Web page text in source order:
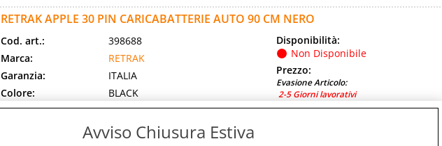
RETRAK APPLE 30 PIN CARICABATTERIE AUTO 90 CM NERO
Cod. art.:
398688
Marca:
RETRAK
Garanzia:
ITALIA
Colore:
BLACK
Cod. EAN:
0181204000536
EUIPODCHGCB
Disponibilità:
Non Disponibile
Prezzo:
Evasione Articolo:
2-5 Giorni lavorativi
Avviso Chiusura Estiva